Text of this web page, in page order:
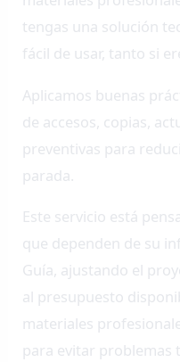
tengas una solución
fácil de usar, tanto si
Aplicamos buenas
de accesos, copias,
preventivas para
parada.
Este servicio está
que dependen de su
Guía, ajustando el
al presupuesto
materiales
para evitar problemas